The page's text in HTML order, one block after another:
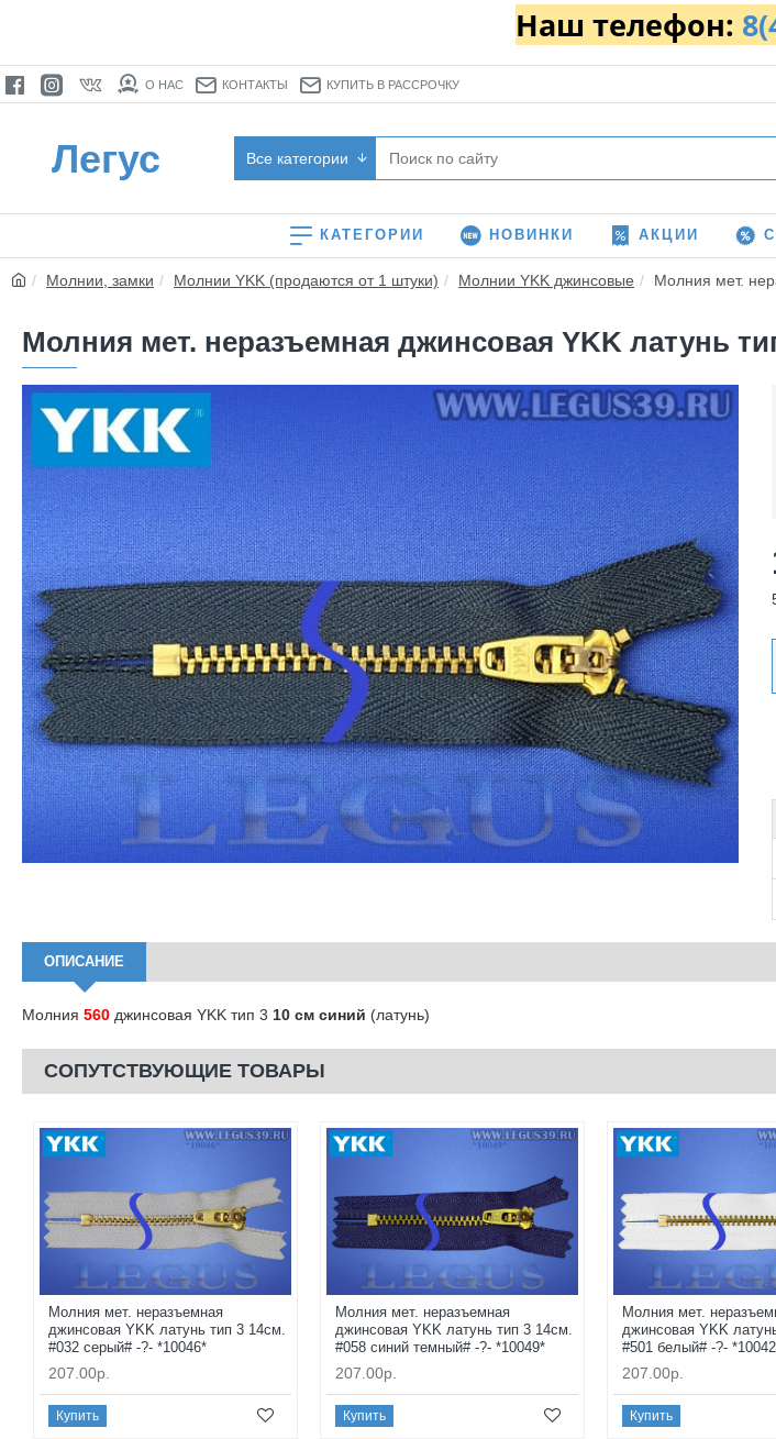
Наш телефон:
О НАС КОНТАКТЫ КУПИТЬ В РАССРОЧКУ
Легус Все категории
КАТЕГОРИИ НОВИНКИ АКЦИИ
Молнии, замки Молнии YKK (продаются от 1 штуки) Молнии YKK джинсовые Молния мет.
Молния мет. неразъемная джинсовая YKK латунь
ОПИСАНИЕ
Молния 560 джинсовая YKK тип 3 10 см синий (латунь)
СОПУТСТВУЮЩИЕ ТОВАРЫ
Молния мет. неразъемная
джинсовая YKK латунь тип 3 14см.
#032 серый# -?- *10046*
207.00р.
Купить
Молния мет. неразъемная
джинсовая YKK латунь тип 3 14см.
#058 синий темный# -?- *10049*
207.00р.
Купить
Молния мет.
джинсовая YKK
#501 белый# -?-
207.00р.
Купить